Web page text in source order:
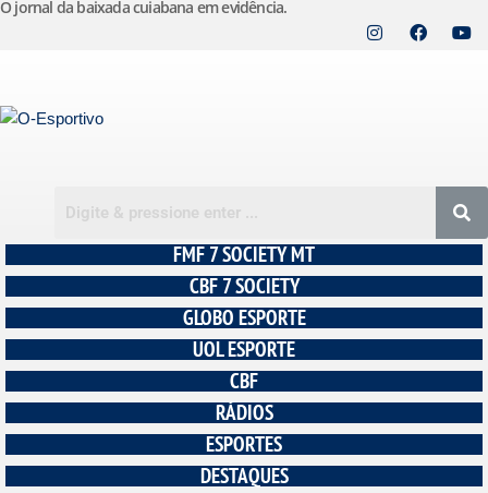
o
O jornal da baixada cuiabana em evidência.
FMF 7 SOCIETY MT
CBF 7 SOCIETY
GLOBO ESPORTE
UOL ESPORTE
CBF
RÁDIOS
ESPORTES
DESTAQUES